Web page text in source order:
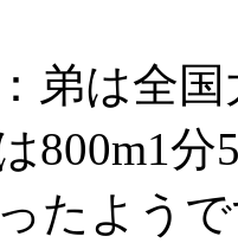
弟は全
800m1
たよう